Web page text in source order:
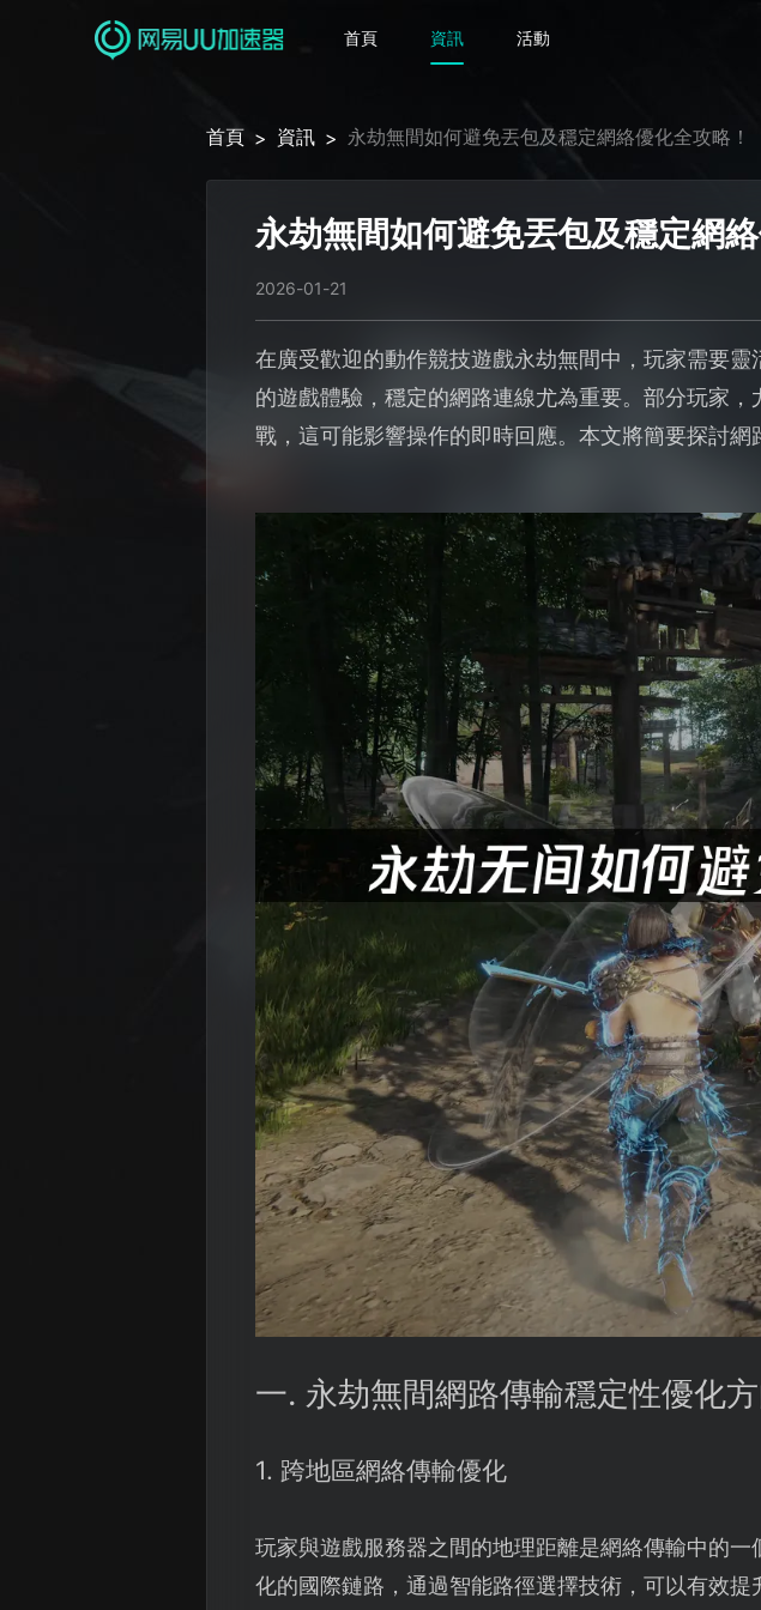
首頁 資訊 活動
首頁 > 資訊 > 永劫無間如何避免丟包及穩定網絡優化全攻略！
永劫無間如何避免丟包及穩定網
2026-01-21
在廣受歡迎的動作競技遊戲永劫無間中，玩家需要
的遊戲體驗，穩定的網路連線尤為重要。部分玩家
戰，這可能影響操作的即時回應。本文將簡要探討
一. 永劫無間網路傳輸穩定性優化
1. 跨地區網絡傳輸優化
玩家與遊戲服務器之間的地理距離是網絡傳輸中的
化的國際鏈路，通過智能路徑選擇技術，可以有效